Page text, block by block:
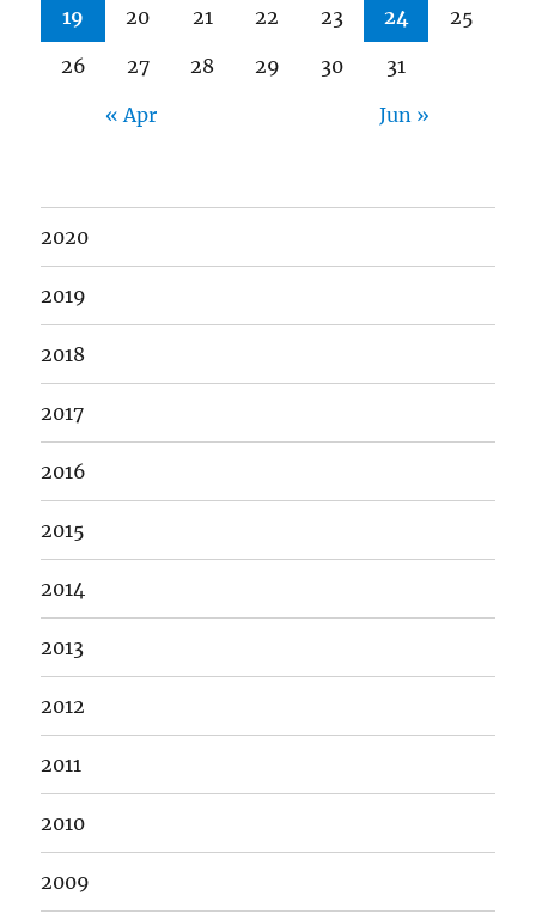
19 20 21 22 23 24 25
26 27 28 29 30 31
« Apr Jun »
2020
2019
2018
2017
2016
2015
2014
2013
2012
2011
2010
2009